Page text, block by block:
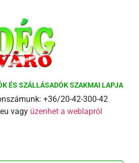
ÉS SZÁLLÁSADÓK SZAKMAI LAPJA
+36/20-42-300-42
vagy üzenhet a weblapról